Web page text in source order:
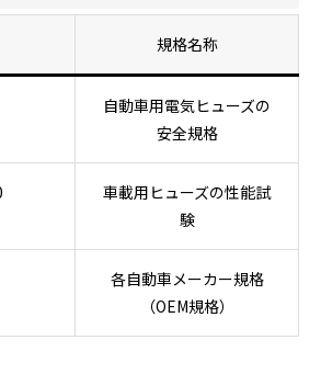
規格名称
自動車用電気ヒューズの
安全規格
車載用ヒューズの性能試
験
各自動車メーカー規格
（OEM規格）